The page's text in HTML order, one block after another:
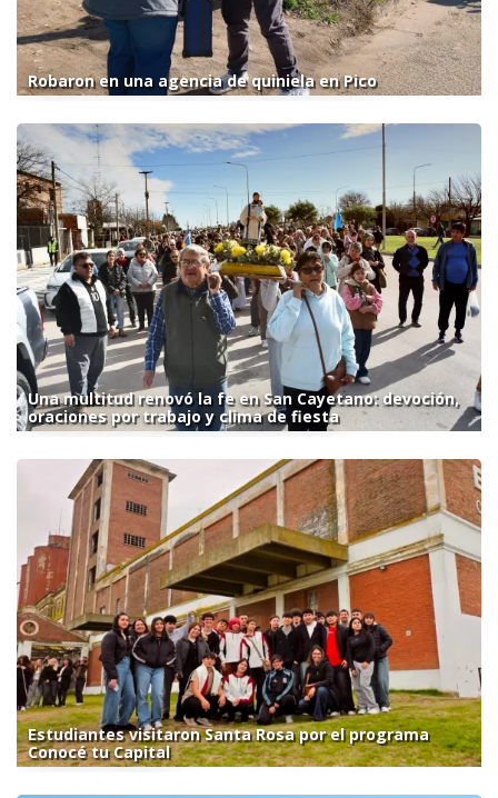
Robaron en una agencia de quiniela en Pico
Una multitud renovó la fe en San Cayetano: devoción,
oraciones por trabajo y clima de fiesta
Estudiantes visitaron Santa Rosa por el programa
Conocé tu Capital